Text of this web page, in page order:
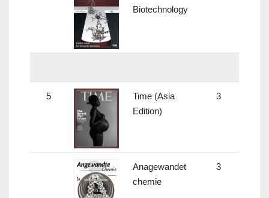
Biotechnology
5
Time (Asia
Edition)
3
Anagewandet
chemie
3